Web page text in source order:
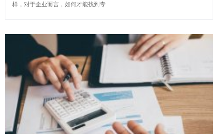
样，对于企业而言，如何才能找到专